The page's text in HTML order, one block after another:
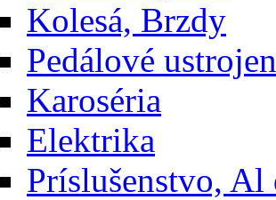
Kolesá, Brzdy
Pedálové
Karoséria
Elektrika
Príslušenstvo, Al